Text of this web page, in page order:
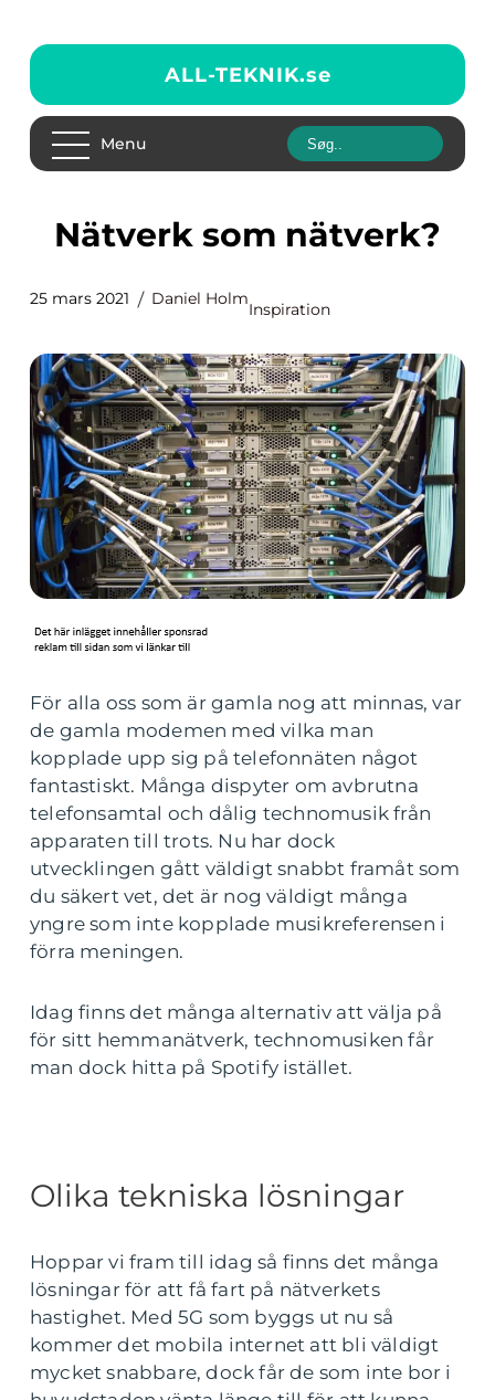
ALL-TEKNIK.se
Menu
Nätverk som nätverk?
25 mars 2021 Daniel Holm
Inspiration
För alla oss som är gamla nog att minnas, var
de gamla modemen med vilka man
kopplade upp sig på telefonnäten något
fantastiskt. Många dispyter om avbrutna
telefonsamtal och dålig technomusik från
apparaten till trots. Nu har dock
utvecklingen gått väldigt snabbt framåt som
du säkert vet, det är nog väldigt många
yngre som inte kopplade musikreferensen i
förra meningen.
Idag finns det många alternativ att välja på
för sitt hemmanätverk, technomusiken får
man dock hitta på Spotify istället.
Olika tekniska lösningar
Hoppar vi fram till idag så finns det många
lösningar för att få fart på nätverkets
hastighet. Med 5G som byggs ut nu så
kommer det mobila internet att bli väldigt
mycket snabbare, dock får de som inte bor i